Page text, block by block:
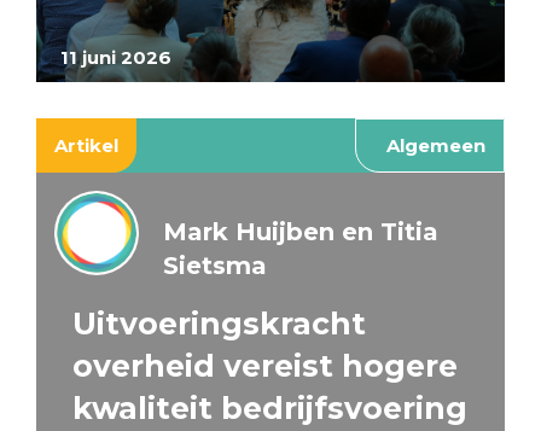
11 juni 2026
Artikel Algemeen
Mark Huijben en Titia
Sietsma
Uitvoeringskracht
overheid vereist hogere
kwaliteit bedrijfsvoering